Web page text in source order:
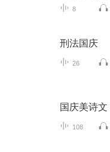
8
刑法国庆
26
国庆美诗文
108